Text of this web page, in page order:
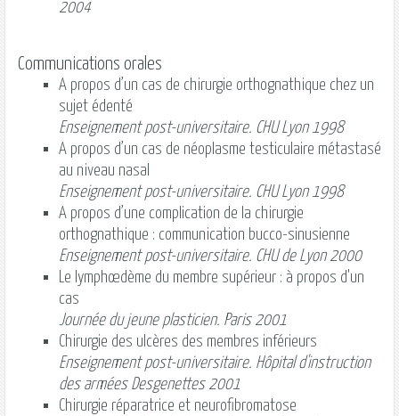
2004
Communications orales
A propos d’un cas de chirurgie orthognathique chez un
sujet édenté
Enseignement post-universitaire. CHU Lyon 1998
A propos d’un cas de néoplasme testiculaire métastasé
au niveau nasal
Enseignement post-universitaire. CHU Lyon 1998
A propos d’une complication de la chirurgie
orthognathique : communication bucco-sinusienne
Enseignement post-universitaire. CHU de Lyon 2000
Le lymphœdème du membre supérieur : à propos d'un
cas
Journée du jeune plasticien. Paris 2001
Chirurgie des ulcères des membres inférieurs
Enseignement post-universitaire. Hôpital d'instruction
des armées Desgenettes 2001
Chirurgie réparatrice et neurofibromatose